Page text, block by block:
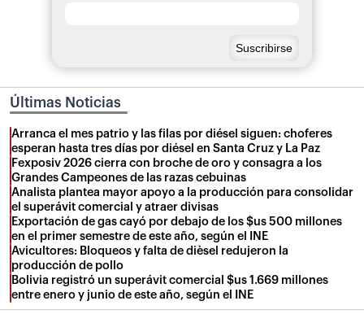
Últimas Noticias
Arranca el mes patrio y las filas por diésel siguen: choferes
esperan hasta tres días por diésel en Santa Cruz y La Paz
Fexposiv 2026 cierra con broche de oro y consagra a los
Grandes Campeones de las razas cebuinas
Analista plantea mayor apoyo a la producción para consolidar
el superávit comercial y atraer divisas
Exportación de gas cayó por debajo de los $us 500 millones
en el primer semestre de este año, según el INE
Avicultores: Bloqueos y falta de dièsel redujeron la
producción de pollo
Bolivia registró un superávit comercial $us 1.669 millones
entre enero y junio de este año, según el INE